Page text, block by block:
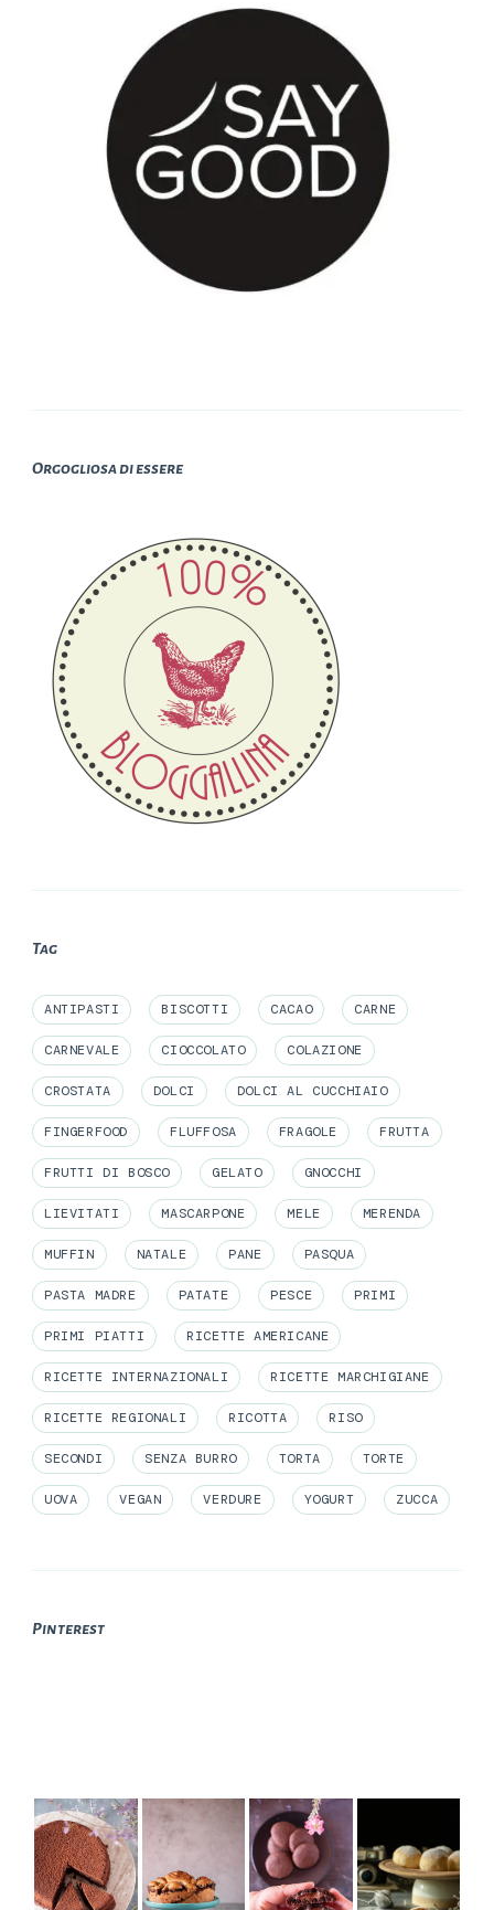
Orgogliosa di essere
Tag
ANTIPASTI BISCOTTI CACAO CARNE
CARNEVALE CIOCCOLATO COLAZIONE
CROSTATA DOLCI DOLCI AL CUCCHIAIO
FINGERFOOD FLUFFOSA FRAGOLE FRUTTA
FRUTTI DI BOSCO GELATO GNOCCHI
LIEVITATI MASCARPONE MELE MERENDA
MUFFIN NATALE PANE PASQUA
PASTA MADRE PATATE PESCE PRIMI
PRIMI PIATTI RICETTE AMERICANE
RICETTE INTERNAZIONALI RICETTE MARCHIGIANE
RICETTE REGIONALI RICOTTA RISO
SECONDI SENZA BURRO TORTA TORTE
UOVA VEGAN VERDURE YOGURT ZUCCA
Pinterest